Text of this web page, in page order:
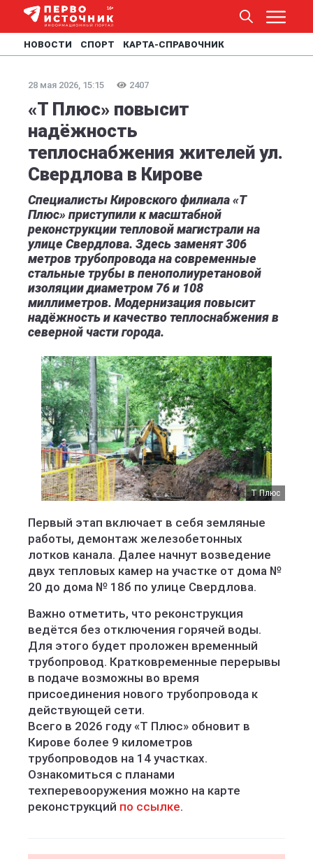
НОВОСТИ СПОРТ КАРТА-СПРАВОЧНИК
28 мая 2026, 15:15 2407
«Т Плюс» повысит
надёжность
теплоснабжения жителей ул.
Свердлова в Кирове
Специалисты Кировского филиала «Т
Плюс» приступили к масштабной
реконструкции тепловой магистрали на
улице Свердлова. Здесь заменят 306
метров трубопровода на современные
стальные трубы в пенополиуретановой
изоляции диаметром 76 и 108
миллиметров. Модернизация повысит
надёжность и качество теплоснабжения в
северной части города.
Т Плюс
Первый этап включает в себя земляные
работы, демонтаж железобетонных
лотков канала. Далее начнут возведение
двух тепловых камер на участке от дома №
20 до дома № 18б по улице Свердлова.
Важно отметить, что реконструкция
ведётся без отключения горячей воды.
Для этого будет проложен временный
трубопровод. Кратковременные перерывы
в подаче возможны во время
присоединения нового трубопровода к
действующей сети.
Всего в 2026 году «Т Плюс» обновит в
Кирове более 9 километров
трубопроводов на 14 участках.
Ознакомиться с планами
техперевооружения можно на карте
реконструкций по ссылке.